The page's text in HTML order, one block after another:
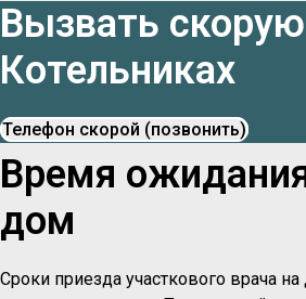
Вызвать
Котельниках
Телефон скорой (позвонить)
Время
дом
Сроки приезда участкового врача